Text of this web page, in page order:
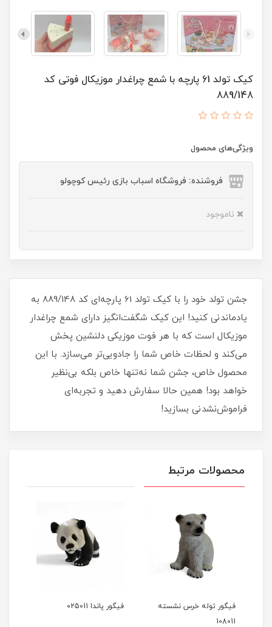
کیک تولد 61 پارچه با شمع چراغدار موزیکال فوتی کد
889/148
ویژگی‌های محصول
فروشنده: فروشگاه اسباب بازی رئیس کوچولو
ناموجود
جشن تولد خود را با کیک تولد 61 پارچه‌ای کد 889/148 به
یادماندنی کنید! این کیک شگفت‌انگیز دارای شمع چراغدار
موزیکال است که با هر فوت موزیکی دلنشین پخش
می‌کند و لحظات خاص شما را جادویی‌تر می‌سازد. با این
محصول خاص، جشن شما نه‌تنها خاص بلکه بی‌نظیر
خواهد بود! همین حالا سفارش دهید و تجربه‌ای
فراموش‌نشدنی بسازید!
محصولات مرتبط
فیگور توله خرس نشسته
108011
فیگور پاندا 025011